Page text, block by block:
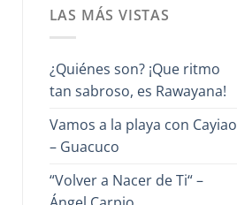
Alfredo
Naranjo
en
¿Conoces
el
Poeta
de
Canción?
LAS MÁS VISTAS
¿Quiénes son? ¡Que ritmo
tan sabroso, es Rawayana!
Vamos a la playa con Cayiao
– Guacuco
“Volver a Nacer de Ti“ –